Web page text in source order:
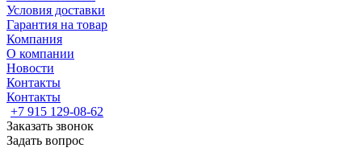
Условия доставки
Гарантия на товар
Компания
О компании
Новости
Контакты
Контакты
+7 915 129-08-62
Заказать звонок
Задать вопрос